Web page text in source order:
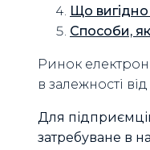
Що
Способи,
Ринок
в залежності
Для
затребуване в